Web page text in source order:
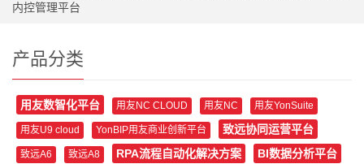
内控管理平台
产品分类
用友数智化平台 用友NC CLOUD 用友NC 用友YonSuite
用友U9 cloud YonBIP用友商业创新平台 致远协同运营平台
致远A6 致远A8 RPA流程自动化解决方案
BI数据分析平台